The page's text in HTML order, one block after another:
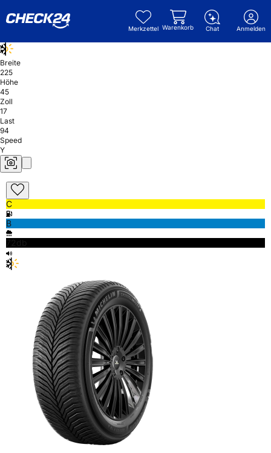
Merkzettel Warenkorb Chat Anmelden
Breite
225
Höhe
45
Zoll
17
Last
94
Speed
Y
C
B
72db